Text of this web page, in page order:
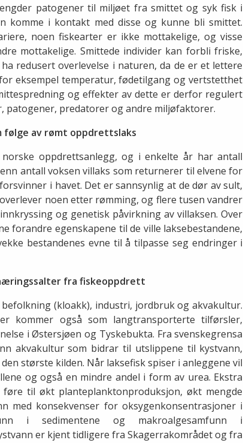
patogener til miljøet fra smittet og syk fisk i
komme i kontakt med disse og kunne bli smittet.
noen fiskearter er ikke mottakelige, og visse
mottakelige. Smittede individer kan forbli friske,
redusert overlevelse i naturen, da de er et lettere
eksempel temperatur, fødetilgang og vertstetthet
og effekter av dette er derfor regulert
patogener, predatorer og andre miljøfaktorer.
følge av rømt oppdrettslaks
oppdrettsanlegg, og i enkelte år har antall
antall voksen villaks som returnerer til elvene for
i havet. Det er sannsynlig at de dør av sult,
noen etter rømming, og flere tusen vandrer
og genetisk påvirkning av villaksen. Over
forandre egenskapene til de ville laksebestandene,
bestandenes evne til å tilpasse seg endringer i
fra fiskeoppdrett
(kloakk), industri, jordbruk og akvakultur.
kommer også som langtransporterte tilførsler,
i Østersjøen og Tyskebukta. Fra svenskegrensa
akvakultur som bidrar til utslippene til kystvann,
største kilden. Når laksefisk spiser i anleggene vil
og også en mindre andel i form av urea. Ekstra
til økt planteplanktonproduksjon, økt mengde
med konsekvenser for oksygenkonsentrasjoner i
i sedimentene og makroalgesamfunn i
er kjent tidligere fra Skagerrakområdet og fra